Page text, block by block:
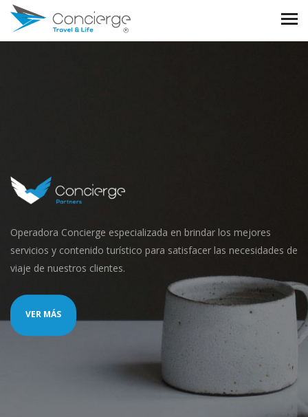
Operadora Concierge especializada en brindar los mejores
servicios y contenido turístico para satisfacer las necesidades de
viaje de nuestros clientes.
VER MÁS